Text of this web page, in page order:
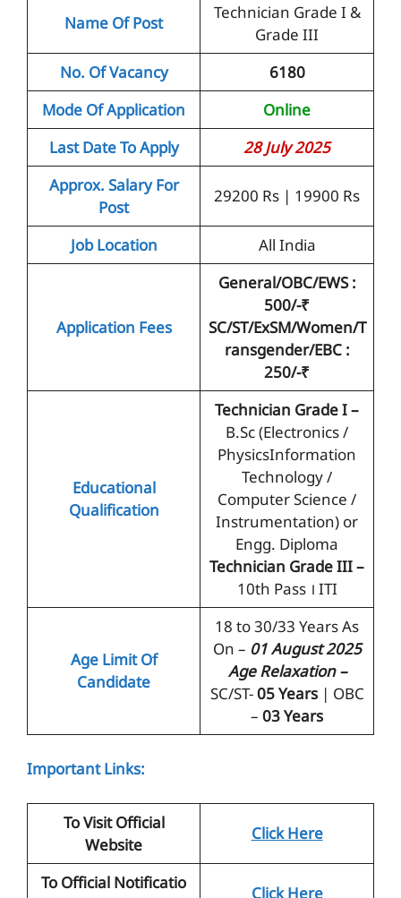
Name Of Post
Technician Grade I &
Grade III
No. Of Vacancy
6180
Mode Of Application
Online
Last Date To Apply
28 July 2025
Approx. Salary For
Post
29200 Rs | 19900 Rs
Job Location All India
Application Fees
General/OBC/EWS :
500/-₹
SC/ST/ExSM/Women/T
ransgender/EBC :
250/-₹
Educational
Qualification
Technician Grade I –
B.Sc (Electronics /
PhysicsInformation
Technology /
Computer Science /
Instrumentation) or
Engg. Diploma
Technician Grade III –
10th Pass । ITI
Age Limit Of
Candidate
18 to 30/33 Years As
On – 01 August 2025
Age Relaxation –
SC/ST-05 Years| OBC
– 03 Years
Important Links:
To Visit Official
Website
Click Here
To Official Notificatio
Click Here